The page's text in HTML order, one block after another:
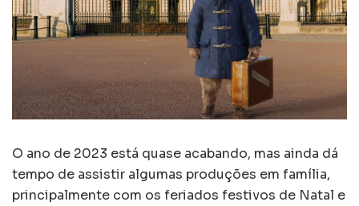
O ano de 2023 está quase acabando, mas ainda dá
tempo de assistir algumas produções em família,
principalmente com os feriados festivos de Natal e